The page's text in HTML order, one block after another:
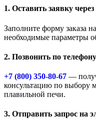
1. Оставить заявку
Заполните форму заказа
необходимые параметры
2. Позвонить по
+7 (800) 350-80-67 —
консультацию по выбору
плавильной печи.
3. Отправить запрос на